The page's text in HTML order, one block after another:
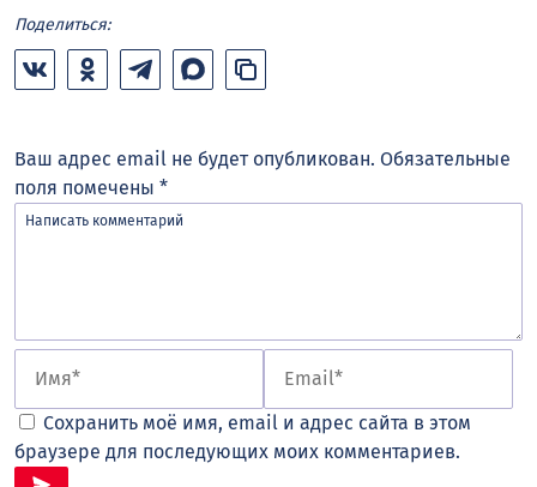
Поделиться:
Ваш адрес email не будет опубликован. Обязательные
поля помечены *
Сохранить моё имя, email и адрес сайта в этом
браузере для последующих моих комментариев.